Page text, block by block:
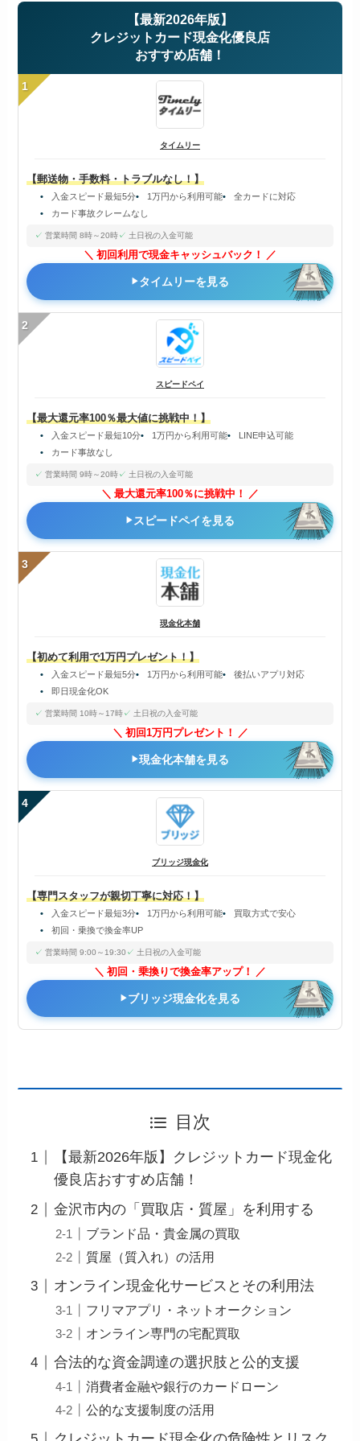
【最新2026年版】
クレジットカード現金化優良店
おすすめ店舗！
1
タイムリー
【郵送物・手数料・トラブルなし！】
入金スピード最短5分 1万円から利用可能
全カードに対応
カード事故クレームなし
営業時間 8時～20時 土日祝の入金可能
初回利用で現金キャッシュバック！
タイムリーを見る
2
スピードペイ
【最大還元率100％最大値に挑戦中！】
入金スピード最短10分 1万円から利用可能
LINE申込可能
カード事故なし
営業時間 9時～20時 土日祝の入金可能
最大還元率100％に挑戦中！
スピードペイを見る
3
現金化本舗
【初めて利用で1万円プレゼント！】
入金スピード最短5分 1万円から利用可能
後払いアプリ対応
即日現金化OK
営業時間 10時～17時 土日祝の入金可能
初回1万円プレゼント！
現金化本舗を見る
4
ブリッジ現金化
【専門スタッフが親切丁寧に対応！】
入金スピード最短3分 1万円から利用可能
買取方式で安心
初回・乗換で換金率UP
営業時間 9:00～19:30 土日祝の入金可能
初回・乗換りで換金率アップ！
ブリッジ現金化を見る
目次
【最新2026年版】クレジットカード現金化
優良店おすすめ店舗！
金沢市内の「買取店・質屋」を利用する
ブランド品・貴金属の買取
質屋（質入れ）の活用
オンライン現金化サービスとその利用法
フリマアプリ・ネットオークション
オンライン専門の宅配買取
合法的な資金調達の選択肢と公的支援
消費者金融や銀行のカードローン
公的な支援制度の活用